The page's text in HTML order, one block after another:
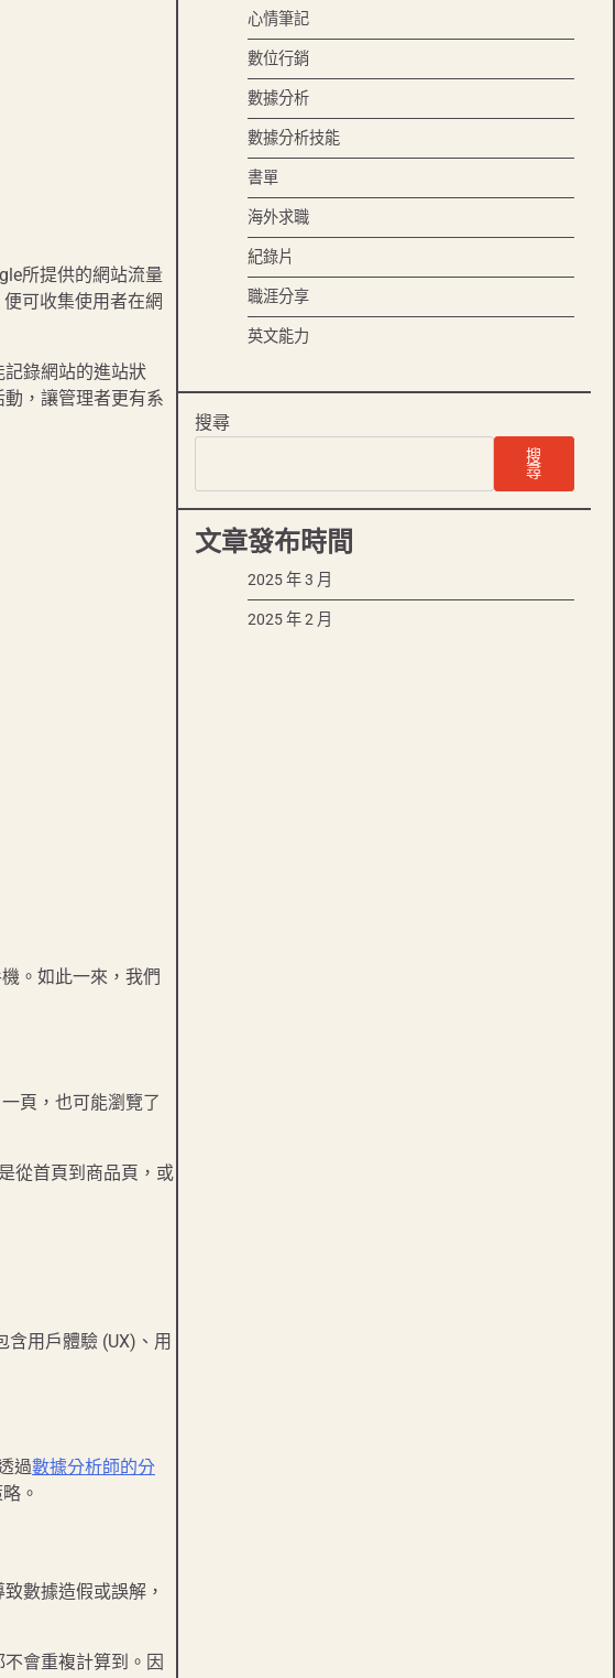
所提供的網站流量
可收集使用者在網
錄網站的進站狀
，讓管理者更有系
。如此一來，我們
頁，也可能瀏覽了
從首頁到商品頁，或
用戶體驗 (UX)、用
過數據分析師的分
。
數據造假或誤解，
會重複計算到。因
心情筆記
數位行銷
數據分析
數據分析技能
書單
海外求職
紀錄片
職涯分享
英文能力
搜尋
搜
尋
文章發布時間
2025 年 3 月
2025 年 2 月